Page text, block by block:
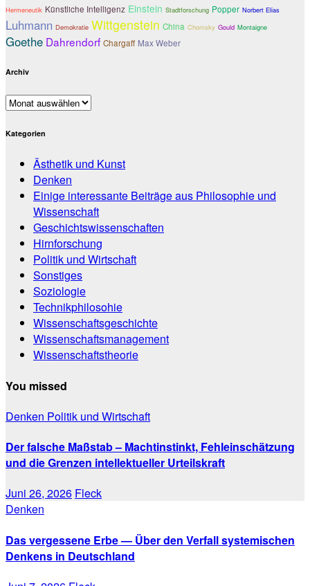
Hermeneutik Künstliche Intelligenz Einstein Stadtforschung Popper Norbert Elias
Luhmann Demokratie Wittgenstein China Chomsky Gould Montaigne
Goethe Dahrendorf Chargaff Max Weber
Archiv
Archiv
Kategorien
Ästhetik und Kunst
Denken
Einige interessante Beiträge aus Philosophie und
Wissenschaft
Geschichtswissenschaften
Hirnforschung
Politik und Wirtschaft
Sonstiges
Soziologie
Technikphilosohie
Wissenschaftsgeschichte
Wissenschaftsmanagement
Wissenschaftstheorie
You missed
Denken Politik und Wirtschaft
Der falsche Maßstab – Machtinstinkt, Fehleinschätzung
und die Grenzen intellektueller Urteilskraft
Juni 26, 2026 Fleck
Denken
Das vergessene Erbe — Über den Verfall systemischen
Denkens in Deutschland